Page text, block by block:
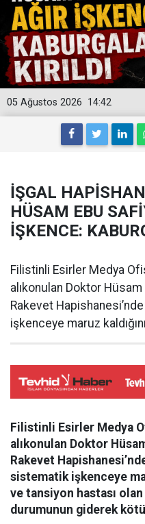
14:42
05 Ağustos 2026
İŞGAL
HÜSAM EBU
İŞKENCE:
Filistinli Esirler Medya
alıkonulan Doktor Hüsam
Rakevet
işkenceye maruz
Filistinli Esirler Medya
alıkonulan Doktor
Rakevet
sistematik işkenceye
ve tansiyon hastası olan
durumunun giderek